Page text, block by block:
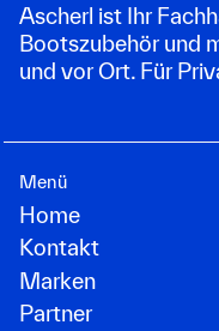
Ascherl ist Ihr
Bootszubehör und
und vor Ort. Für
Menü
Home
Kontakt
Marken
Partner